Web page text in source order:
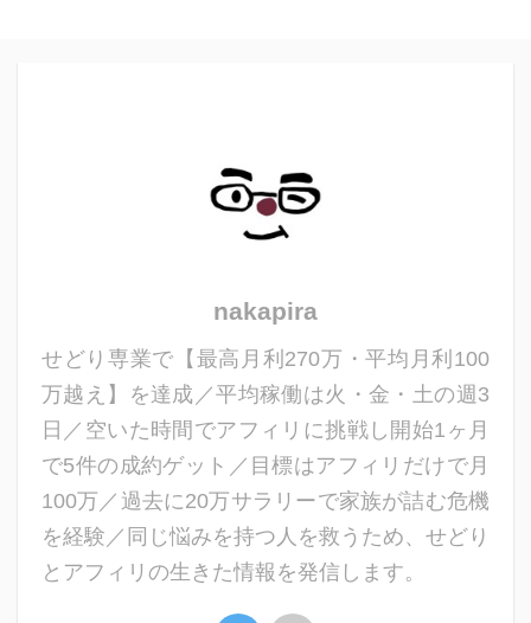
nakapira
せどり専業で【最高月利270万・平均月利100
万越え】を達成／平均稼働は火・金・土の週3
日／空いた時間でアフィリに挑戦し開始1ヶ月
で5件の成約ゲット／目標はアフィリだけで月
100万／過去に20万サラリーで家族が詰む危機
を経験／同じ悩みを持つ人を救うため、せどり
とアフィリの生きた情報を発信します。